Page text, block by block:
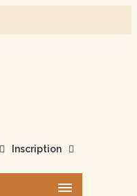
Inscription